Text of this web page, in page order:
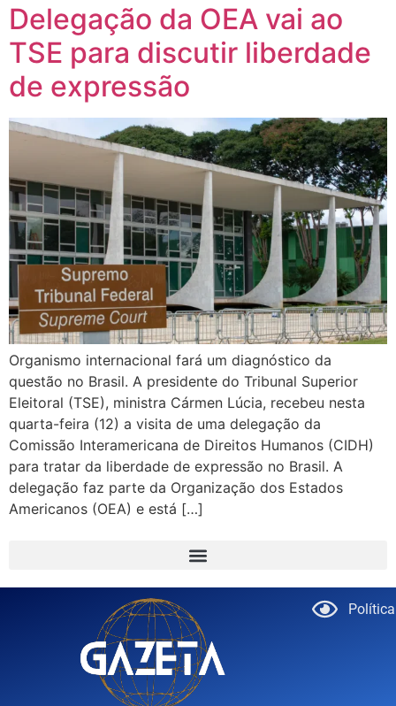
Delegação da OEA vai ao
TSE para discutir liberdade
de expressão
Organismo internacional fará um diagnóstico da
questão no Brasil. A presidente do Tribunal Superior
Eleitoral (TSE), ministra Cármen Lúcia, recebeu nesta
quarta-feira (12) a visita de uma delegação da
Comissão Interamericana de Direitos Humanos (CIDH)
para tratar da liberdade de expressão no Brasil. A
delegação faz parte da Organização dos Estados
Americanos (OEA) e está […]